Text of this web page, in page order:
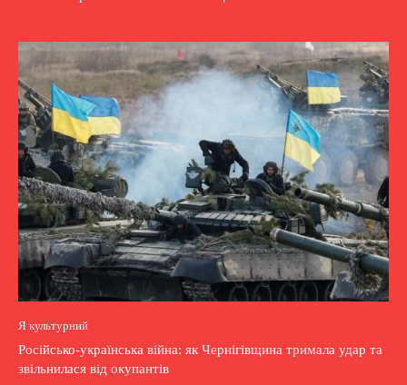
Я культурний
Російсько-українська війна: як Чернігівщина тримала удар та
звільнилася від окупантів